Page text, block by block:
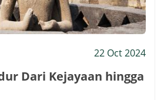
22 Oct 2024
Dari Kejayaan hingga